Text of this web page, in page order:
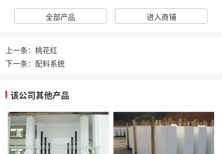
全部产品 进入商铺
上一条：桃花红
下一条：配料系统
该公司其他产品